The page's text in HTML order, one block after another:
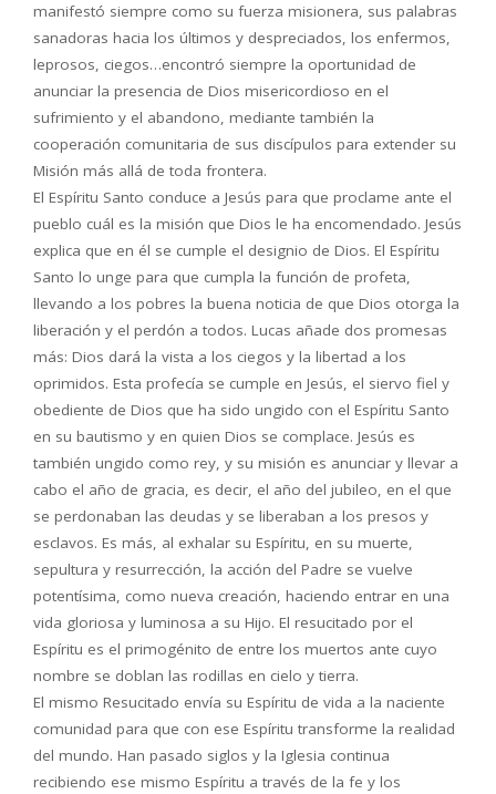
manifestó siempre como su fuerza misionera, sus palabras
sanadoras hacia los últimos y despreciados, los enfermos,
leprosos, ciegos…encontró siempre la oportunidad de
anunciar la presencia de Dios misericordioso en el
sufrimiento y el abandono, mediante también la
cooperación comunitaria de sus discípulos para extender su
Misión más allá de toda frontera.
El Espíritu Santo conduce a Jesús para que proclame ante el
pueblo cuál es la misión que Dios le ha encomendado. Jesús
explica que en él se cumple el designio de Dios. El Espíritu
Santo lo unge para que cumpla la función de profeta,
llevando a los pobres la buena noticia de que Dios otorga la
liberación y el perdón a todos. Lucas añade dos promesas
más: Dios dará la vista a los ciegos y la libertad a los
oprimidos. Esta profecía se cumple en Jesús, el siervo fiel y
obediente de Dios que ha sido ungido con el Espíritu Santo
en su bautismo y en quien Dios se complace. Jesús es
también ungido como rey, y su misión es anunciar y llevar a
cabo el año de gracia, es decir, el año del jubileo, en el que
se perdonaban las deudas y se liberaban a los presos y
esclavos. Es más, al exhalar su Espíritu, en su muerte,
sepultura y resurrección, la acción del Padre se vuelve
potentísima, como nueva creación, haciendo entrar en una
vida gloriosa y luminosa a su Hijo. El resucitado por el
Espíritu es el primogénito de entre los muertos ante cuyo
nombre se doblan las rodillas en cielo y tierra.
El mismo Resucitado envía su Espíritu de vida a la naciente
comunidad para que con ese Espíritu transforme la realidad
del mundo. Han pasado siglos y la Iglesia continua
recibiendo ese mismo Espíritu a través de la fe y los